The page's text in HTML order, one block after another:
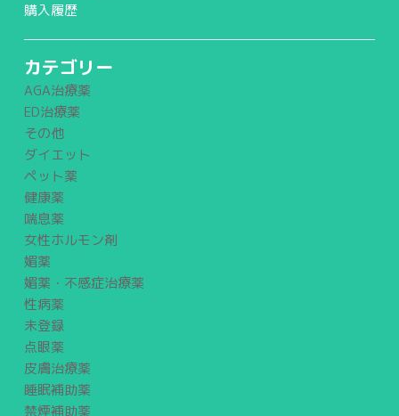
購入履歴
カテゴリー
AGA治療薬
ED治療薬
その他
ダイエット
ペット薬
健康薬
喘息薬
女性ホルモン剤
媚薬
媚薬・不感症治療薬
性病薬
未登録
点眼薬
皮膚治療薬
睡眠補助薬
禁煙補助薬